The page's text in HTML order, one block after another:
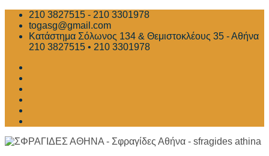
Skip
content
210 3827515 - 210 3301978
togasg@gmail.com
Κατάστημα Σόλωνος 134 & Θεμιστοκλέους 35 - Αθήνα
210 3827515 • 210 3301978